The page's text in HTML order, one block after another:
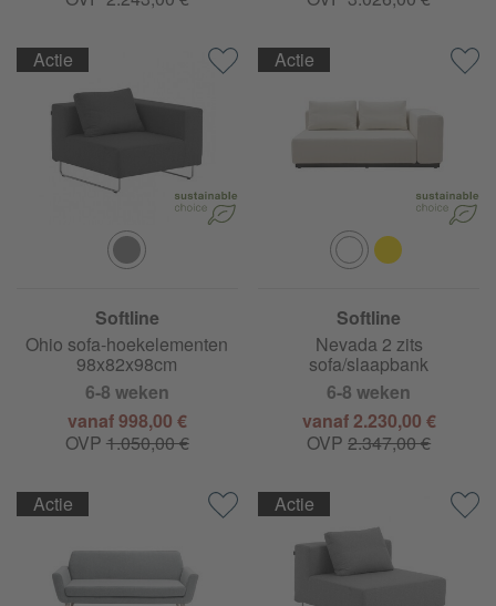
Softline
Ohio sofa-hoekelementen
98x82x98cm
6-8 weken
vanaf 998,00 €
OVP 1.050,00 €
Actie
Softline
Nevada 2 zits
sofa/slaapbank
6-8 weken
vanaf 2.230,00 €
OVP2.347,00 €
Actie
Actie Actie